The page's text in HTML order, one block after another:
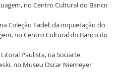
no Centro Cultural do Banco
Coleção Fadel: da inquietação do
no Centro Cultural do Banco do
Paulista, na Sociarte
no Museu Oscar Niemeyer